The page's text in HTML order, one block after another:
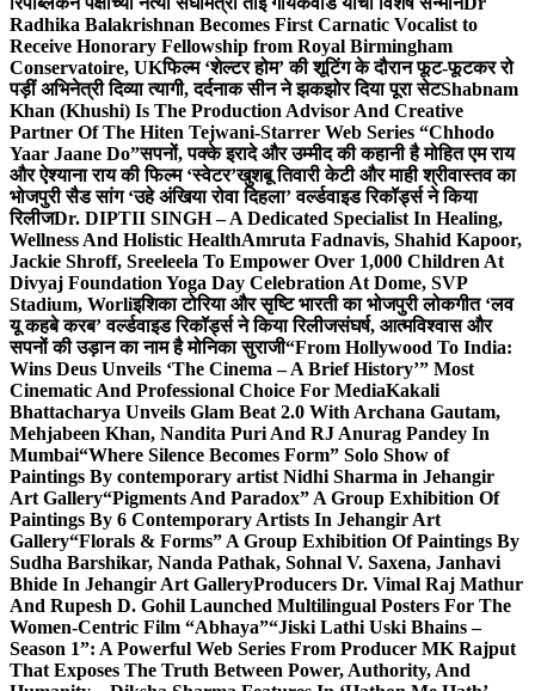
Radhika Balakrishnan Becomes First Carnatic Vocalist to
Receive Honorary Fellowship from Royal Birmingham
Conservatoire, UKफिल्म ‘शेल्टर होम’ की शूटिंग के दौरान फूट-फूटकर रो
पड़ीं अभिनेत्री दिव्या त्यागी, दर्दनाक सीन ने झकझोर दिया पूरा सेटShabnam
Khan (Khushi) Is The Production Advisor And Creative
Partner Of The Hiten Tejwani-Starrer Web Series “Chhodo
Yaar Jaane Do”सपनों, पक्के इरादे और उम्मीद की कहानी है मोहित एम राय
और ऐश्याना राय की फिल्म ‘स्वेटर’खुशबू तिवारी केटी और माही श्रीवास्तव का
भोजपुरी सैड सांग ‘उहे अंखिया रोवा दिहला’ वर्ल्डवाइड रिकॉर्ड्स ने किया
रिलीजDr. DIPTII SINGH – A Dedicated Specialist In Healing,
Wellness And Holistic HealthAmruta Fadnavis, Shahid Kapoor,
Jackie Shroff, Sreeleela To Empower Over 1,000 Children At
Divyaj Foundation Yoga Day Celebration At Dome, SVP
Stadium, Worliइशिका टोरिया और सृष्टि भारती का भोजपुरी लोकगीत ‘लव
यू कहबे करब’ वर्ल्डवाइड रिकॉर्ड्स ने किया रिलीजसंघर्ष, आत्मविश्वास और
सपनों की उड़ान का नाम है मोनिका सुराजी“From Hollywood To India:
Wins Deus Unveils ‘The Cinema – A Brief History’” Most
Cinematic And Professional Choice For MediaKakali
Bhattacharya Unveils Glam Beat 2.0 With Archana Gautam,
Mehjabeen Khan, Nandita Puri And RJ Anurag Pandey In
Mumbai“Where Silence Becomes Form” Solo Show of
Paintings By contemporary artist Nidhi Sharma in Jehangir
Art Gallery“Pigments And Paradox” A Group Exhibition Of
Paintings By 6 Contemporary Artists In Jehangir Art
Gallery“Florals & Forms” A Group Exhibition Of Paintings By
Sudha Barshikar, Nanda Pathak, Sohnal V. Saxena, Janhavi
Bhide In Jehangir Art GalleryProducers Dr. Vimal Raj Mathur
And Rupesh D. Gohil Launched Multilingual Posters For The
Women-Centric Film “Abhaya”“Jiski Lathi Uski Bhains –
Season 1”: A Powerful Web Series From Producer MK Rajput
That Exposes The Truth Between Power, Authority, And